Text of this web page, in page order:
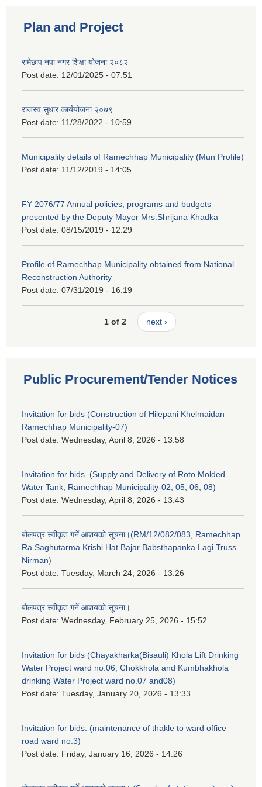
Plan and Project
रामेछाप नपा नगर शिक्षा योजना २०८२
Post date: 12/01/2025 - 07:51
राजस्व सुधार कार्ययोजना २०७९
Post date: 11/28/2022 - 10:59
Municipality details of Ramechhap Municipality (Mun Profile)
Post date: 11/12/2019 - 14:05
FY 2076/77 Annual policies, programs and budgets
presented by the Deputy Mayor Mrs.Shrijana Khadka
Post date: 08/15/2019 - 12:29
Profile of Ramechhap Municipality obtained from National
Reconstruction Authority
Post date: 07/31/2019 - 16:19
1 of 2 next ›
Public Procurement/Tender Notices
Invitation for bids (Construction of Hilepani Khelmaidan
Ramechhap Municipality-07)
Post date: Wednesday, April 8, 2026 - 13:58
Invitation for bids. (Supply and Delivery of Roto Molded
Water Tank, Ramechhap Municipality-02, 05, 06, 08)
Post date: Wednesday, April 8, 2026 - 13:43
बोलपत्र स्वीकृत गर्ने आशयको सूचना।(RM/12/082/083, Ramechhap
Ra Saghutarma Krishi Hat Bajar Babsthapanka Lagi Truss
Nirman)
Post date: Tuesday, March 24, 2026 - 13:26
बोलपत्र स्वीकृत गर्ने आशयको सूचना।
Post date: Wednesday, February 25, 2026 - 15:52
Invitation for bids (Chayakharka(Bisauli) Khola Lift Drinking
Water Project ward no.06, Chokkhola and Kumbhakhola
drinking Water Project ward no.07 and08)
Post date: Tuesday, January 20, 2026 - 13:33
Invitation for bids. (maintenance of thakle to ward office
road ward no.3)
Post date: Friday, January 16, 2026 - 14:26